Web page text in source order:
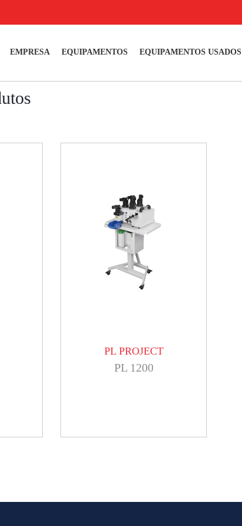
EMPRESA EQUIPAMENTOS EQUIPAMENTOS USADOS
PL PROJECT
PL 1200